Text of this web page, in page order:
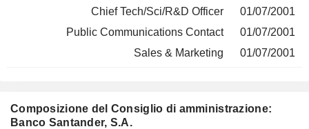
Chief Tech/Sci/R&D Officer
01/07/2001
Public Communications Contact
01/07/2001
Sales & Marketing
01/07/2001
Composizione del Consiglio di amministrazione:
Banco Santander, S.A.